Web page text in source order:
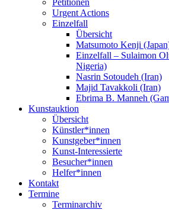
Urgent Actions
Einzelfall
Übersicht
Matsumoto Kenji
Einzelfall – Sulaimon
Nigeria)
Nasrin Sotoudeh (Iran)
Majid Tavakkoli (Iran)
Ebrima B. Manneh
Kunstauktion
Übersicht
Künstler*innen
Kunstgeber*innen
Kunst-Interessierte
Besucher*innen
Helfer*innen
Kontakt
Termine
Terminarchiv